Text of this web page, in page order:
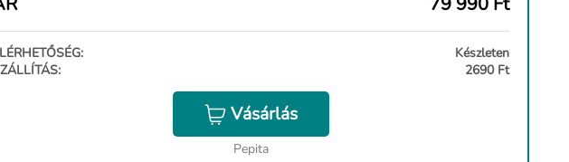
Készleten
2690 Ft
Vásárlás
Pepita